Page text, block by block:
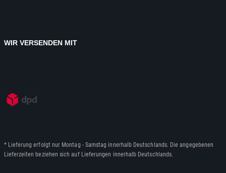
WIR VERSENDEN MIT
* Lieferung erfolgt nur Montag - Samstag innerhalb Deutschlands. Die angegebenen
Lieferzeiten beziehen sich auf Lieferungen innerhalb Deutschlands.